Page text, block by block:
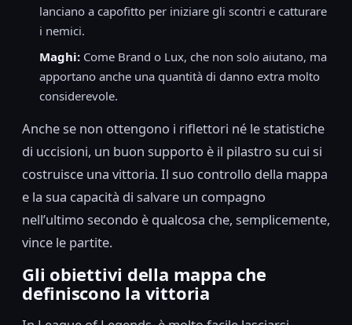
lanciano a capofitto per iniziare gli scontri e catturare
i nemici.
Maghi: Come Brand o Lux, che non solo aiutano, ma
apportano anche una quantità di danno extra molto
considerevole.
Anche se non ottengono i riflettori né le statistiche
di uccisioni, un buon supporto è il pilastro su cui si
costruisce una vittoria. Il suo controllo della mappa
e la sua capacità di salvare un compagno
nell’ultimo secondo è qualcosa che, semplicemente,
vince le partite.
Gli obiettivi della mappa che
definiscono la vittoria